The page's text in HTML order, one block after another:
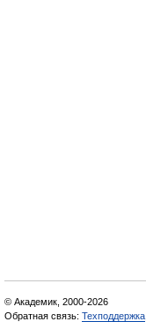
© Академик, 2000-2026
Обратная связь: Техподдержка